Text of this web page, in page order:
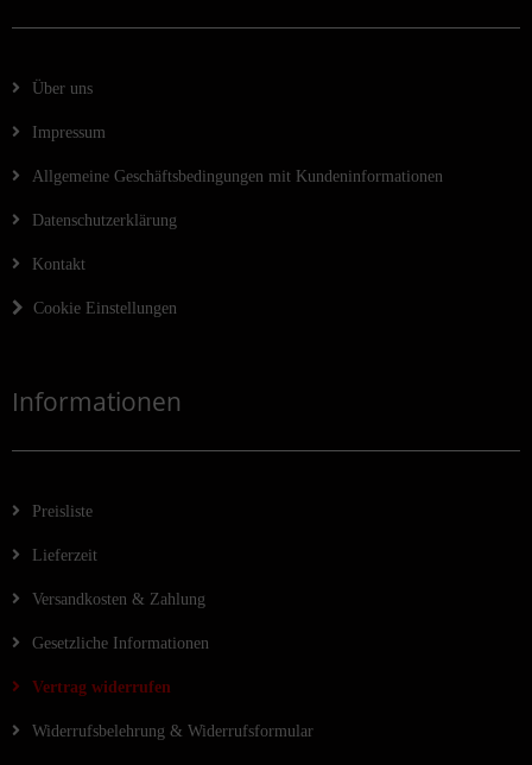
Über uns
Impressum
Allgemeine Geschäftsbedingungen mit Kundeninformationen
Datenschutzerklärung
Kontakt
Cookie Einstellungen
Informationen
Preisliste
Lieferzeit
Versandkosten & Zahlung
Gesetzliche Informationen
Vertrag widerrufen
Widerrufsbelehrung & Widerrufsformular